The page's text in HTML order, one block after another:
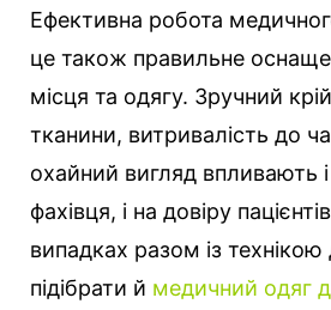
Ефективна робота
це також правильне
місця та одягу. Зручний
тканини, витривалість до
охайний вигляд впливають
фахівця, і на довіру
випадках разом із
підібрати й медичний одяг